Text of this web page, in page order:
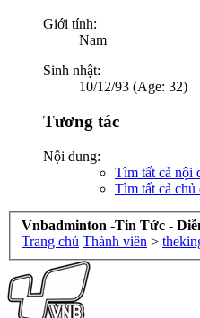
Giới tính:
Nam
Sinh nhật:
10/12/93 (Age: 32)
Tương tác
Nội dung:
Tìm tất cả nội
Tìm tất cả chủ
Vnbadminton -Tin Tức -
Trang chủ Thành viên >